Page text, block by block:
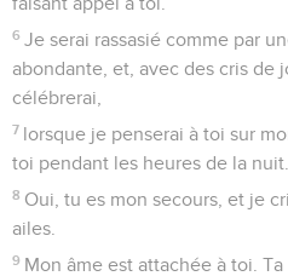
6 Je serai rassasié comme par
abondante, et, avec des cris de
célébrerai,
7 lorsque je penserai à toi sur
toi pendant les heures de la nuit.
8 Oui, tu es mon secours, et je
ailes.
9 Mon âme est attachée à toi.